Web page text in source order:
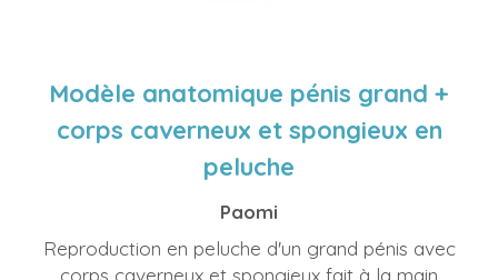
Modèle anatomique pénis grand +
corps caverneux et spongieux en
peluche
Paomi
Reproduction en peluche d'un grand pénis avec
corps caverneux et spongieux fait à la main